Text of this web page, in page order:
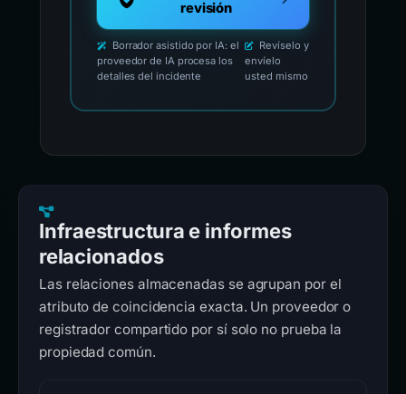
revisión
Borrador asistido por IA: el
proveedor de IA procesa los
detalles del incidente
Revíselo y
envíelo
usted mismo
Infraestructura e informes
relacionados
Las relaciones almacenadas se agrupan por el
atributo de coincidencia exacta. Un proveedor o
registrador compartido por sí solo no prueba la
propiedad común.